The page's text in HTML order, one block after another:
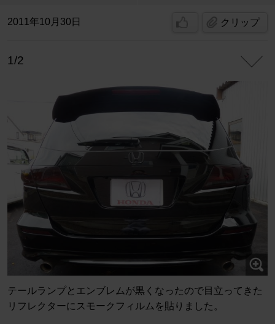
2011年10月30日 クリップ
1/2
テールランプとエンブレムが黒くなったので目立ってきた
リフレクターにスモークフィルムを貼りました。